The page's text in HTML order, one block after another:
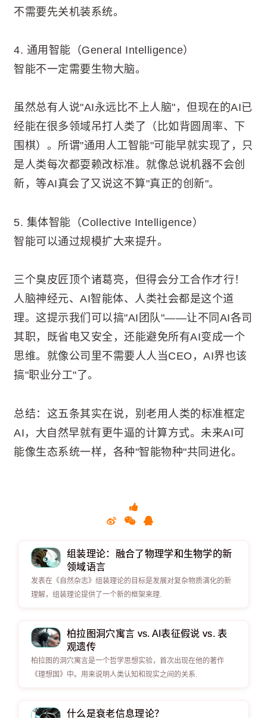
不需要先关机装系统。
4. 通用智能（General Intelligence）
智能不一定需要生物大脑。
虽然总有人说"AI永远比不上人脑"，但现在的AI已
经能在很多领域吊打人类了（比如背圆周率、下
围棋）。所谓"通用人工智能"可能早就实现了，只
是人类每次都耍赖改标准。就像总说机器不会创
新，等AI真会了又说这不算"真正的创新"。
5. 集体智能（Collective Intelligence）
智能可以通过规模扩大来提升。
三个臭皮匠顶个诸葛亮，但得会分工合作才行！
人脑神经元、AI智能体、人类社会都是这个道
理。这提示我们可以搞"AI团队"——让不同AI各司
其职，既省电又安全，还能避免所有AI变成一个
思维。就像公司里不需要人人当CEO，AI界也该
搞"职业分工"了。
总结：这五条其实在说，别老用人类的标准框定
AI，大自然早就有更牛逼的计算方式。未来AI可
能像生态系统一样，各种"智能物种"共同进化。
组装理论：融合了物理学和生物学的新
领域语言
发表在《自然杂志》组装理论的目标是发展对复杂物质演化的新
理解，组装理论提供了一个新的框架来理.
柏拉图洞穴寓言 vs. AI表征假说 vs. 表
观遗传
柏拉图的洞穴寓言是一个哲学思想实验，首次出现在他的著作
《理想国》中。用来说明人类认知和现实之间的关系.
什么是衰老信息理论？